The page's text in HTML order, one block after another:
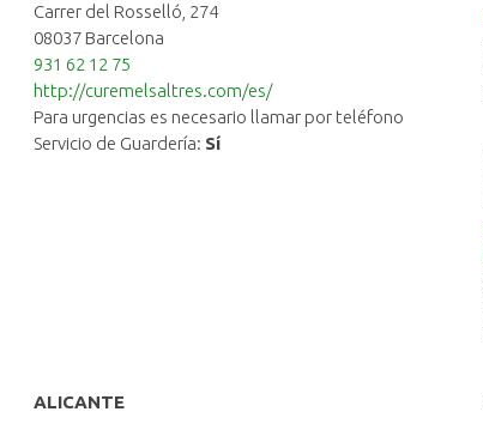
Carrer del Rosselló, 274
08037 Barcelona
931 62 12 75
http://curemelsaltres.com/es/
Para urgencias es necesario llamar por teléfono
Servicio de Guardería: Sí
ALICANTE